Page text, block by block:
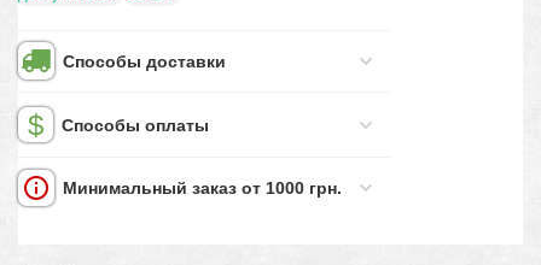
Способы доставки
Способы оплаты
Минимальный заказ от 1000 грн.